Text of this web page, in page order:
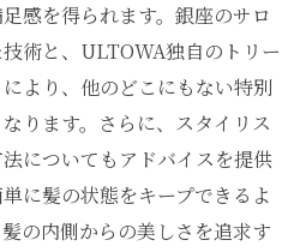
感を得られます。銀座のサロ
術と、ULTOWA独自のトリー
より、他のどこにもない特別
ります。さらに、スタイリス
についてもアドバイスを提供
に髪の状態をキープできるよ
の内側からの美しさを追求す